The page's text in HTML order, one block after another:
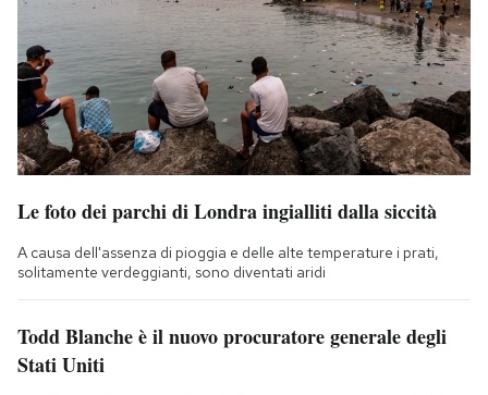
Le foto dei parchi di Londra ingialliti dalla siccità
A causa dell'assenza di pioggia e delle alte temperature i prati,
solitamente verdeggianti, sono diventati aridi
Todd Blanche è il nuovo procuratore generale degli
Stati Uniti